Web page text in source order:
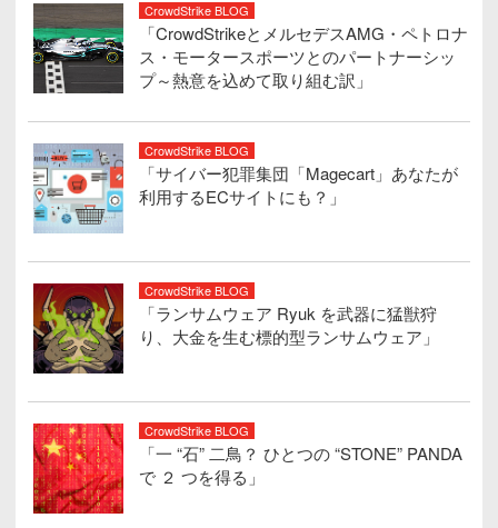
CrowdStrike BLOG
「CrowdStrikeとメルセデスAMG・ペトロナ
ス・モータースポーツとのパートナーシッ
プ～熱意を込めて取り組む訳」
CrowdStrike BLOG
「サイバー犯罪集団「Magecart」あなたが
利用するECサイトにも？」
CrowdStrike BLOG
「ランサムウェア Ryuk を武器に猛獣狩
り、大金を生む標的型ランサムウェア」
CrowdStrike BLOG
「一 “石” 二鳥？ ひとつの “STONE” PANDA
で ２ つを得る」